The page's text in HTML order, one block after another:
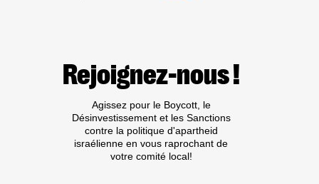
L’APARTHEID !
BDS
LE
PROGRAMME
« ICC
IMMERSION »
DE
Rejoignez-nous !
Agissez pour le Boycott, le
Désinvestissement et les Sanctions
contre la politique d'apartheid
israélienne en vous raprochant de
votre comité local!